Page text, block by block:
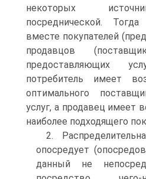
некоторых
посреднической.
вместе покупателей
продавцов
предоставляющих
потребитель имеет
оптимального
услуг, а продавец имеет
наиболее подходящего
2.
опосредует
данный не